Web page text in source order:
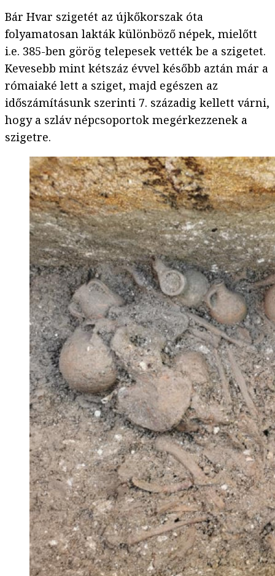
Bár Hvar szigetét az újkőkorszak óta
folyamatosan lakták különböző népek, mielőtt
i.e. 385-ben görög telepesek vették be a szigetet.
Kevesebb mint kétszáz évvel később aztán már a
rómaiaké lett a sziget, majd egészen az
időszámításunk szerinti 7. századig kellett várni,
hogy a szláv népcsoportok megérkezzenek a
szigetre.